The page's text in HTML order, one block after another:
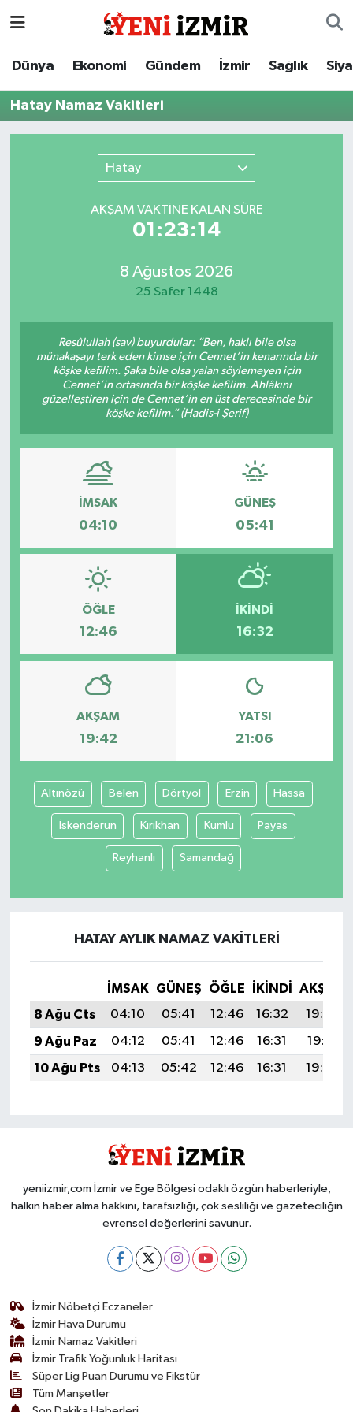
Dünya Ekonomi Gündem İzmir Sağlık
Hatay Namaz Vakitleri
Hatay
AKŞAM VAKTİNE KALAN SÜRE
01:23:14
8 Ağustos 2026
25 Safer 1448
Resûlullah (sav) buyurdular: “Ben, haklı bile olsa
münakaşayı terk eden kimse için Cennet’in kenarında bir
köşke kefilim. Şaka bile olsa yalan söylemeyen için
Cennet’in ortasında bir köşke kefilim. Ahlâkını
güzelleştiren için de Cennet’in en üst derecesinde bir
köşke kefilim.” (Hadis-i Şerif)
İMSAK
04:10
GÜNEŞ
05:41
ÖĞLE
12:46
İKINDI
16:32
AKŞAM
19:42
YATSI
21:06
Altınözü Belen Dörtyol Erzin Hassa
İskenderun Kırıkhan Kumlu Payas
Reyhanlı Samandağ
HATAY AYLIK NAMAZ VAKITLERI
İMSAK GÜNEŞ ÖĞLE İKINDI
AKŞAM
8 Ağu Cts
04:10 05:41 12:46 16:32
19:42
9 Ağu Paz
04:12 05:41 12:46 16:31
19:41
10 Ağu Pts
04:13 05:42 12:46 16:31 19:39
yeniizmir,com İzmir ve Ege Bölgesi odaklı özgün haberleriyle,
halkın haber alma hakkını, tarafsızlığı, çok sesliliği ve gazeteciliğin
evrensel değerlerini savunur.
İzmir Nöbetçi Eczaneler
İzmir Hava Durumu
İzmir Namaz Vakitleri
İzmir Trafik Yoğunluk Haritası
Süper Lig Puan Durumu ve Fikstür
Tüm Manşetler
Dünya
Ekonomi
Resmi İlanlar
Spor
Tatil ve Seyahat
Çevre
İzmir Nöbetçi Eczaneler
İzmir Hava Durumu
İzmir Trafik Yoğunluk Haritası
Süper Lig Puan Durumu ve Fikstür
Haber Arşivi